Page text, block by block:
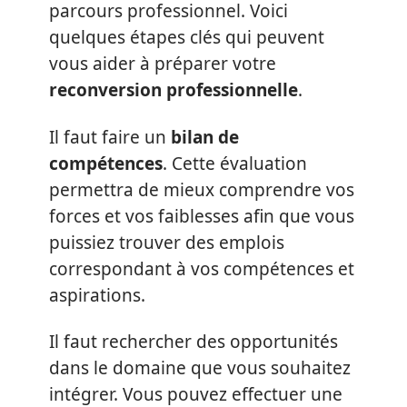
parcours professionnel. Voici
quelques étapes clés qui peuvent
vous aider à préparer votre
reconversion professionnelle.
Il faut faire un bilan de
compétences. Cette évaluation
permettra de mieux comprendre vos
forces et vos faiblesses afin que vous
puissiez trouver des emplois
correspondant à vos compétences et
aspirations.
Il faut rechercher des opportunités
dans le domaine que vous souhaitez
intégrer. Vous pouvez effectuer une